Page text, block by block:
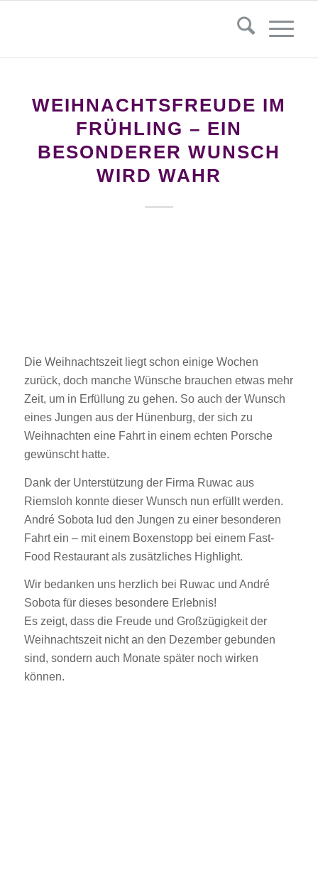
WEIHNACHTSFREUDE IM
FRÜHLING – EIN
BESONDERER WUNSCH
WIRD WAHR
Die Weihnachtszeit liegt schon einige Wochen
zurück, doch manche Wünsche brauchen etwas mehr
Zeit, um in Erfüllung zu gehen. So auch der Wunsch
eines Jungen aus der Hünenburg, der sich zu
Weihnachten eine Fahrt in einem echten Porsche
gewünscht hatte.
Dank der Unterstützung der Firma Ruwac aus
Riemsloh konnte dieser Wunsch nun erfüllt werden.
André Sobota lud den Jungen zu einer besonderen
Fahrt ein – mit einem Boxenstopp bei einem Fast-
Food Restaurant als zusätzliches Highlight.
Wir bedanken uns herzlich bei Ruwac und André
Sobota für dieses besondere Erlebnis!
Es zeigt, dass die Freude und Großzügigkeit der
Weihnachtszeit nicht an den Dezember gebunden
sind, sondern auch Monate später noch wirken
können.